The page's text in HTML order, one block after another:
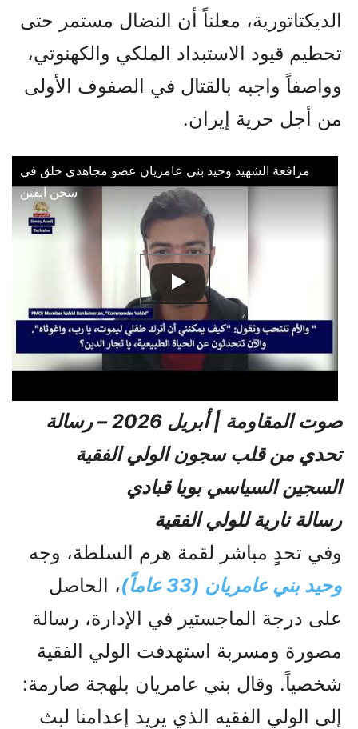
الديكتاتورية، معلناً أن النضال مستمر حتى
تحطيم قيود الاستبداد الملكي والكهنوتي،
وواصفاً واجبه بالقتال في الصفوف الأولى
من أجل حرية إيران.
مرافعة الشهيد وحيد بني عامريان عضو مجاهدي خلق في
سجن ايفين
صوت المقاومة | أبريل 2026 – رسالة
تحدي من قلب سجون الولي الفقیة
السجين السياسي بويا قبادي
رسالة نارية للولي الفقیة
وفي تحدٍ مباشر لقمة هرم السلطة، وجه
وحيد بني عامريان (33 عاماً)
، الحاصل
على درجة الماجستير في الإدارة، رسالة
مصورة ومسربة استهدفت الولي الفقیة
شخصياً. وقال بني عامريان بلهجة صارمة:
إلى الولي الفقيه الذي يريد إعدامنا لبث